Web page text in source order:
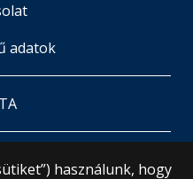
használunk, hogy
adatok